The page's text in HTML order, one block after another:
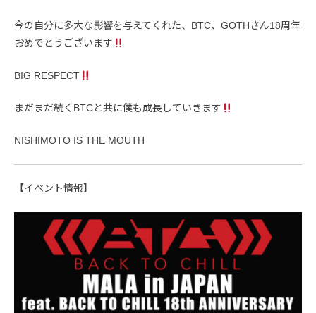
今の自分に多大な影響を与えてくれた、BTC、GOTHさん18周年
おめでとうございます
BIG RESPECT
まだまだ続くBTCと共に僕も成長していきます
NISHIMOTO IS THE MOUTH
【イベント情報】